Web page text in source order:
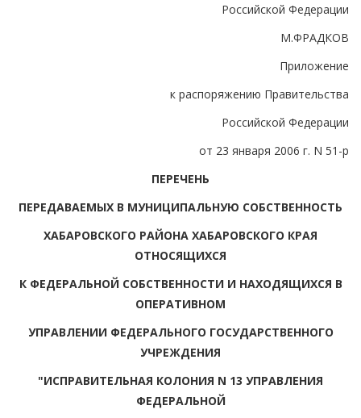
Российской Федерации
М.ФРАДКОВ
Приложение
к распоряжению Правительства
Российской Федерации
от 23 января 2006 г. N 51-р
ПЕРЕЧЕНЬ
ПЕРЕДАВАЕМЫХ В МУНИЦИПАЛЬНУЮ СОБСТВЕННОСТЬ
ХАБАРОВСКОГО РАЙОНА ХАБАРОВСКОГО КРАЯ
ОТНОСЯЩИХСЯ
К ФЕДЕРАЛЬНОЙ СОБСТВЕННОСТИ И НАХОДЯЩИХСЯ В
ОПЕРАТИВНОМ
УПРАВЛЕНИИ ФЕДЕРАЛЬНОГО ГОСУДАРСТВЕННОГО
УЧРЕЖДЕНИЯ
"ИСПРАВИТЕЛЬНАЯ КОЛОНИЯ N 13 УПРАВЛЕНИЯ
ФЕДЕРАЛЬНОЙ